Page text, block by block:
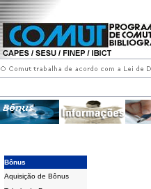
Bônus
Aquisição de Bônus